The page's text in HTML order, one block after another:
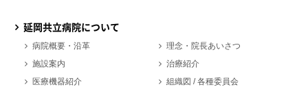
延岡共立病院について
病院概要・沿革
理念・院長あいさつ
施設案内
治療紹介
医療機器紹介
組織図 / 各種委員会